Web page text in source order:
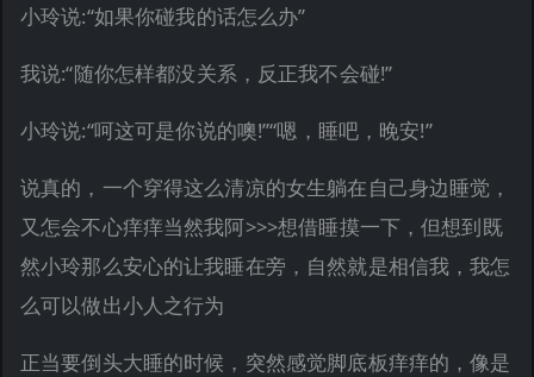
小玲说:“如果你碰我的话怎么办”
我说:“随你怎样都没关系，反正我不会碰!”
小玲说:“呵这可是你说的噢!”“嗯，睡吧，晚安!”
说真的，一个穿得这么清凉的女生躺在自己身边睡觉，
又怎会不心痒痒当然我阿>>>想借睡摸一下，但想到既
然小玲那么安心的让我睡在旁，自然就是相信我，我怎
么可以做出小人之行为
正当要倒头大睡的时候，突然感觉脚底板痒痒的，像是